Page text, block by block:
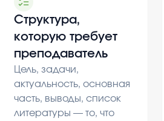
Структура,
которую требует
преподаватель
Цель, задачи,
актуальность, основная
часть, выводы, список
литературы — то, что